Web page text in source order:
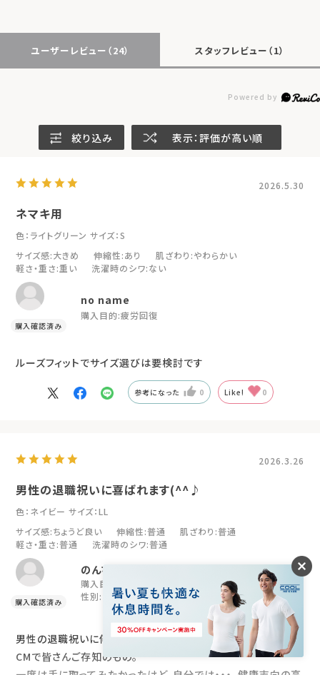
ユーザーレビュー （24） スタッフレビュー （1）
絞り込み 表示：評価が高い順
2026.5.30
ネマキ用
色：ライトグリーン サイズ：S
サイズ感:大きめ 伸縮性:あり 肌ざわり :やわらかい
軽さ・重さ:重い 洗濯時のシワ:ない
no name
購入目的:疲労回復
ルーズフィットでサイズ選びは要検討です
参考になった 0 Like! 0
2026.3.26
男性の退職祝いに喜ばれます(^^♪
色：ネイビー サイズ：LL
サイズ感:ちょうど良い 伸縮性:普通 肌ざわり :普通
軽さ・重さ:普通 洗濯時のシワ:普通
のんちゃんママ
購入目的:
性別:
女性 身長:156～160cm
男性の退職祝いに何が良いか困りますよねー。大泉洋さんの
CMで皆さんご存知のもの。